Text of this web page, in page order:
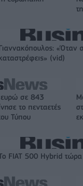
«Όταν
(vid)
ευρώ σε 843
το πενταετές
Τύπου
FIAT 500 Hybrid